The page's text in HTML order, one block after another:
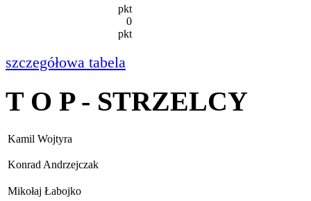
pkt
0
pkt
szczegółowa tabela
T O P - STRZELCY
Kamil Wojtyra
Konrad Andrzejczak
Mikołaj Łabojko